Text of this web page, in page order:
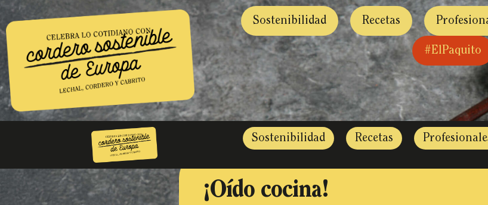
Sostenibilidad Recetas
#ElPaquito
Sostenibilidad Recetas
¡Oído cocina!